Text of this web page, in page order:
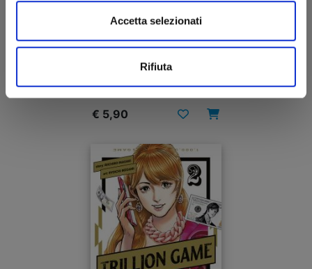
Accetta selezionati
Rifiuta
€ 5,90